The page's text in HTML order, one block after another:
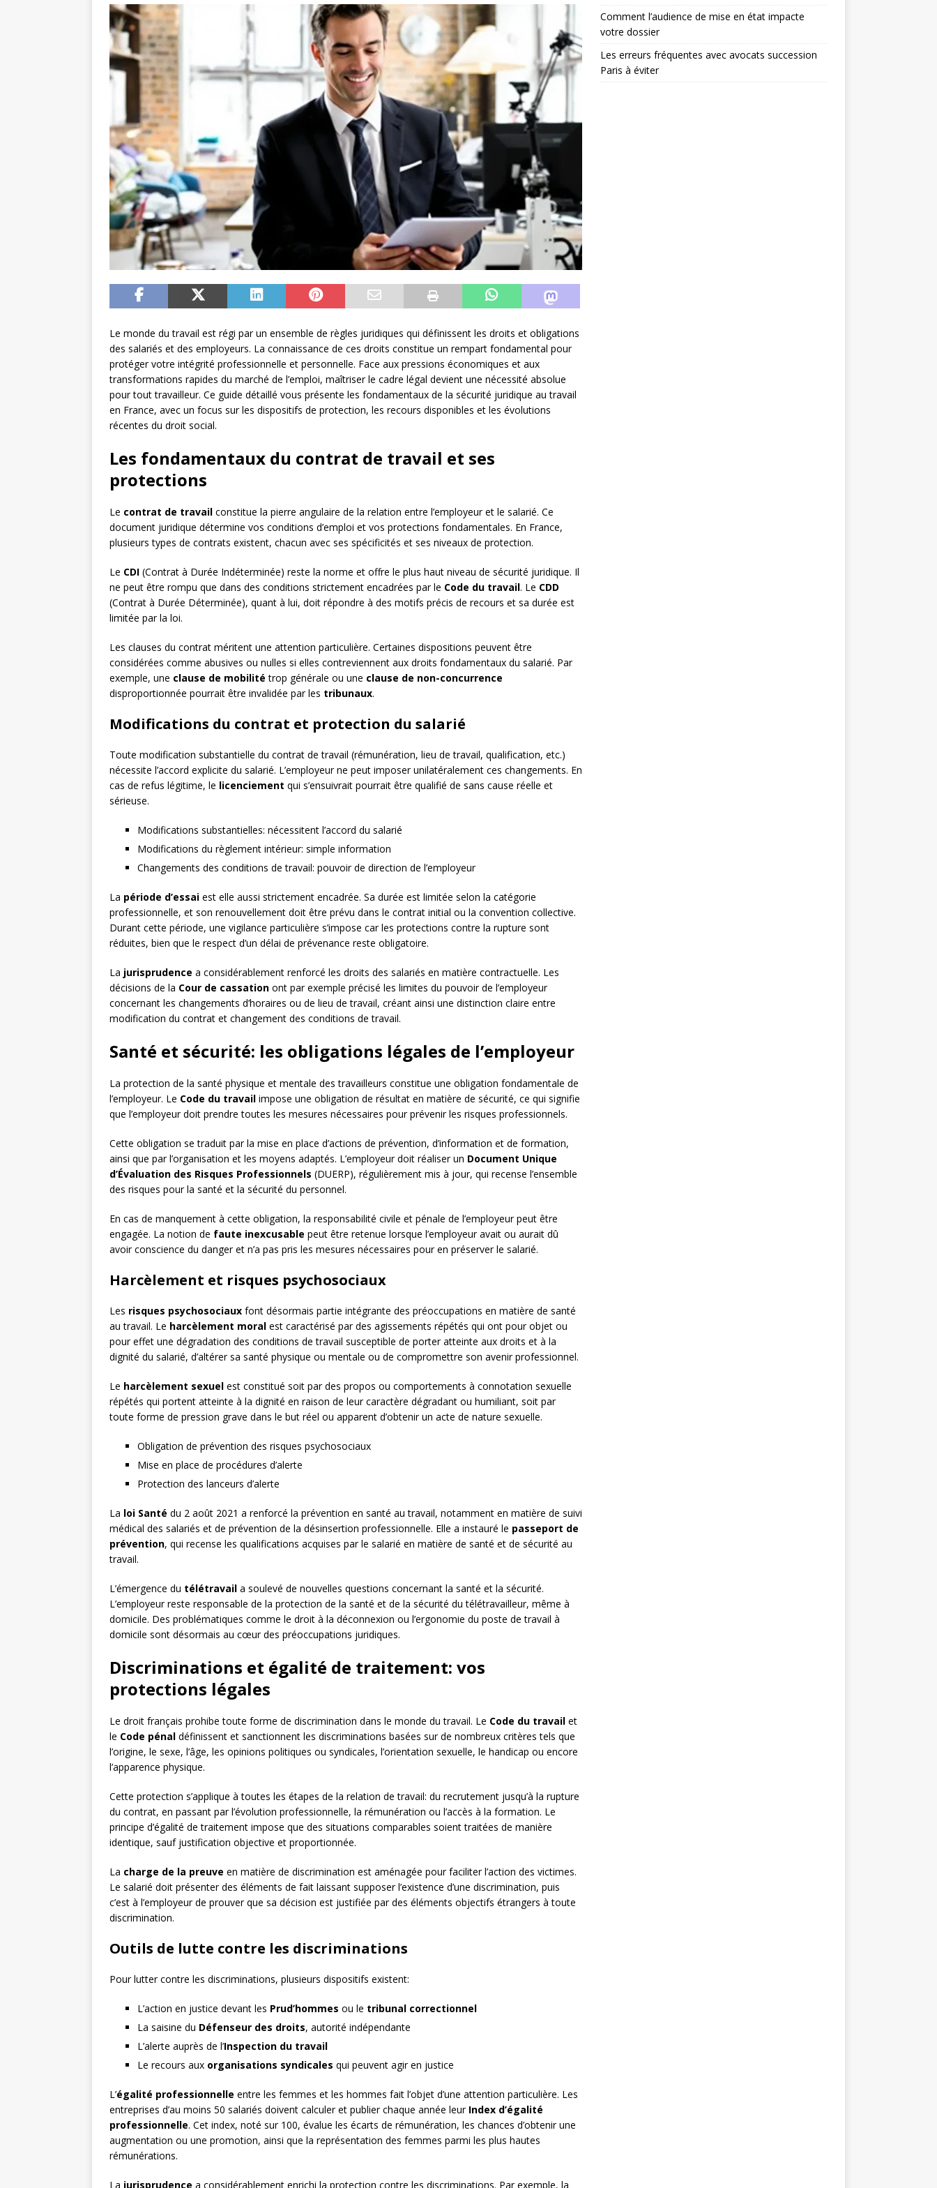
Le monde du travail est régi par un ensemble de règles juridiques qui définissent les droits et obligations
des salariés et des employeurs. La connaissance de ces droits constitue un rempart fondamental pour
protéger votre intégrité professionnelle et personnelle. Face aux pressions économiques et aux
transformations rapides du marché de l’emploi, maîtriser le cadre légal devient une nécessité absolue
pour tout travailleur. Ce guide détaillé vous présente les fondamentaux de la sécurité juridique au travail
en France, avec un focus sur les dispositifs de protection, les recours disponibles et les évolutions
récentes du droit social.
Les fondamentaux du contrat de travail et ses
protections
Le contrat de travail constitue la pierre angulaire de la relation entre l’employeur et le salarié. Ce
document juridique détermine vos conditions d’emploi et vos protections fondamentales. En France,
plusieurs types de contrats existent, chacun avec ses spécificités et ses niveaux de protection.
Le CDI (Contrat à Durée Indéterminée) reste la norme et offre le plus haut niveau de sécurité juridique. Il
ne peut être rompu que dans des conditions strictement encadrées par le Code du travail. Le CDD
(Contrat à Durée Déterminée), quant à lui, doit répondre à des motifs précis de recours et sa durée est
limitée par la loi.
Les clauses du contrat méritent une attention particulière. Certaines dispositions peuvent être
considérées comme abusives ou nulles si elles contreviennent aux droits fondamentaux du salarié. Par
exemple, une clause de mobilité trop générale ou une clause de non-concurrence
disproportionnée pourrait être invalidée par les tribunaux.
Modifications du contrat et protection du salarié
Toute modification substantielle du contrat de travail (rémunération, lieu de travail, qualification, etc.)
nécessite l’accord explicite du salarié. L’employeur ne peut imposer unilatéralement ces changements. En
cas de refus légitime, le licenciement qui s’ensuivrait pourrait être qualifié de sans cause réelle et
sérieuse.
Modifications substantielles: nécessitent l’accord du salarié
Modifications du règlement intérieur: simple information
Changements des conditions de travail: pouvoir de direction de l’employeur
La période d’essai est elle aussi strictement encadrée. Sa durée est limitée selon la catégorie
professionnelle, et son renouvellement doit être prévu dans le contrat initial ou la convention collective.
Durant cette période, une vigilance particulière s’impose car les protections contre la rupture sont
réduites, bien que le respect d’un délai de prévenance reste obligatoire.
La jurisprudence a considérablement renforcé les droits des salariés en matière contractuelle. Les
décisions de la Cour de cassation ont par exemple précisé les limites du pouvoir de l’employeur
concernant les changements d’horaires ou de lieu de travail, créant ainsi une distinction claire entre
modification du contrat et changement des conditions de travail.
Santé et sécurité: les obligations légales de l’employeur
La protection de la santé physique et mentale des travailleurs constitue une obligation fondamentale de
l’employeur. Le Code du travail impose une obligation de résultat en matière de sécurité, ce qui signifie
que l’employeur doit prendre toutes les mesures nécessaires pour prévenir les risques professionnels.
Cette obligation se traduit par la mise en place d’actions de prévention, d’information et de formation,
ainsi que par l’organisation et les moyens adaptés. L’employeur doit réaliser un Document Unique
d’Évaluation des Risques Professionnels (DUERP), régulièrement mis à jour, qui recense l’ensemble
des risques pour la santé et la sécurité du personnel.
En cas de manquement à cette obligation, la responsabilité civile et pénale de l’employeur peut être
engagée. La notion de faute inexcusable peut être retenue lorsque l’employeur avait ou aurait dû
avoir conscience du danger et n’a pas pris les mesures nécessaires pour en préserver le salarié.
Harcèlement et risques psychosociaux
Les risques psychosociaux font désormais partie intégrante des préoccupations en matière de santé
au travail. Le harcèlement moral est caractérisé par des agissements répétés qui ont pour objet ou
pour effet une dégradation des conditions de travail susceptible de porter atteinte aux droits et à la
dignité du salarié, d’altérer sa santé physique ou mentale ou de compromettre son avenir professionnel.
Le harcèlement sexuel est constitué soit par des propos ou comportements à connotation sexuelle
répétés qui portent atteinte à la dignité en raison de leur caractère dégradant ou humiliant, soit par
toute forme de pression grave dans le but réel ou apparent d’obtenir un acte de nature sexuelle.
Obligation de prévention des risques psychosociaux
Mise en place de procédures d’alerte
Protection des lanceurs d’alerte
La loi Santé du 2 août 2021 a renforcé la prévention en santé au travail, notamment en matière de suivi
médical des salariés et de prévention de la désinsertion professionnelle. Elle a instauré le passeport de
prévention, qui recense les qualifications acquises par le salarié en matière de santé et de sécurité au
travail.
L’émergence du télétravail a soulevé de nouvelles questions concernant la santé et la sécurité.
L’employeur reste responsable de la protection de la santé et de la sécurité du télétravailleur, même à
domicile. Des problématiques comme le droit à la déconnexion ou l’ergonomie du poste de travail à
domicile sont désormais au cœur des préoccupations juridiques.
Discriminations et égalité de traitement: vos
protections légales
Le droit français prohibe toute forme de discrimination dans le monde du travail. Le Code du travail et
le Code pénal définissent et sanctionnent les discriminations basées sur de nombreux critères tels que
l’origine, le sexe, l’âge, les opinions politiques ou syndicales, l’orientation sexuelle, le handicap ou encore
l’apparence physique.
Cette protection s’applique à toutes les étapes de la relation de travail: du recrutement jusqu’à la rupture
du contrat, en passant par l’évolution professionnelle, la rémunération ou l’accès à la formation. Le
principe d’égalité de traitement impose que des situations comparables soient traitées de manière
identique, sauf justification objective et proportionnée.
La charge de la preuve en matière de discrimination est aménagée pour faciliter l’action des victimes.
Le salarié doit présenter des éléments de fait laissant supposer l’existence d’une discrimination, puis
c’est à l’employeur de prouver que sa décision est justifiée par des éléments objectifs étrangers à toute
discrimination.
Outils de lutte contre les discriminations
Pour lutter contre les discriminations, plusieurs dispositifs existent:
L’action en justice devant les Prud’hommes ou le tribunal correctionnel
La saisine du Défenseur des droits, autorité indépendante
L’alerte auprès de l’Inspection du travail
Le recours aux organisations syndicales qui peuvent agir en justice
L’égalité professionnelle entre les femmes et les hommes fait l’objet d’une attention particulière. Les
entreprises d’au moins 50 salariés doivent calculer et publier chaque année leur Index d’égalité
professionnelle. Cet index, noté sur 100, évalue les écarts de rémunération, les chances d’obtenir une
augmentation ou une promotion, ainsi que la représentation des femmes parmi les plus hautes
rémunérations.
La jurisprudence a considérablement enrichi la protection contre les discriminations. Par exemple, la
Comment l’audience de mise en état impacte
votre dossier
Les erreurs fréquentes avec avocats succession
Paris à éviter